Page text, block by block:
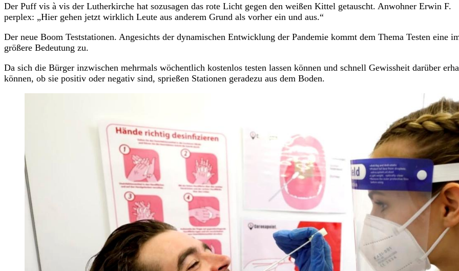
Der Puff vis à vis der Lutherkirche hat sozusagen das rote Licht gegen den weißen Kittel getauscht. Anwohner Erwin F.
perplex: „Hier gehen jetzt wirklich Leute aus anderem Grund als vorher ein und aus.“
Der neue Boom Teststationen. Angesichts der dynamischen Entwicklung der Pandemie kommt dem Thema Testen eine
größere Bedeutung zu.
Da sich die Bürger inzwischen mehrmals wöchentlich kostenlos testen lassen können und schnell Gewissheit darüber
können, ob sie positiv oder negativ sind, sprießen Stationen geradezu aus dem Boden.